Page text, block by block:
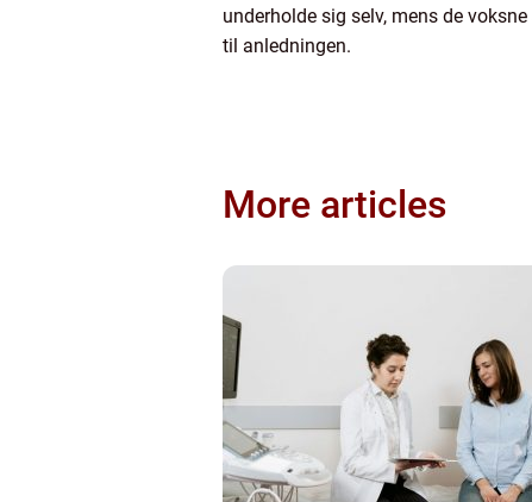
underholde sig selv, mens de
til anledningen.
More articles